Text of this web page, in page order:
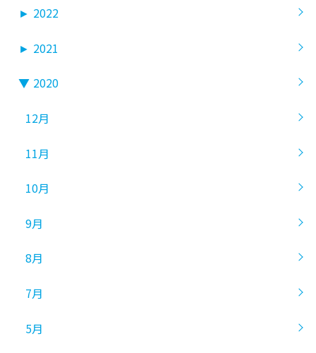
► 2022
► 2021
▼ 2020
12月
11月
10月
9月
8月
7月
5月